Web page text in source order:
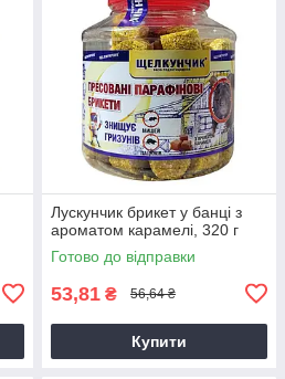
Лускунчик брикет у банці з
ароматом карамелі, 320 г
Готово до відправки
53,81 ₴ 56,64 ₴
Купити